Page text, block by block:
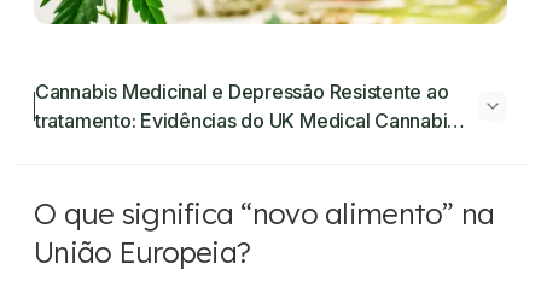
Cannabis Medicinal e Depressão Resistente ao
tratamento: Evidências do UK Medical Cannabis
ao tratamento: Evidências do UK Medical
Cannabis Registry
O que significa “novo alimento” na
União Europeia?